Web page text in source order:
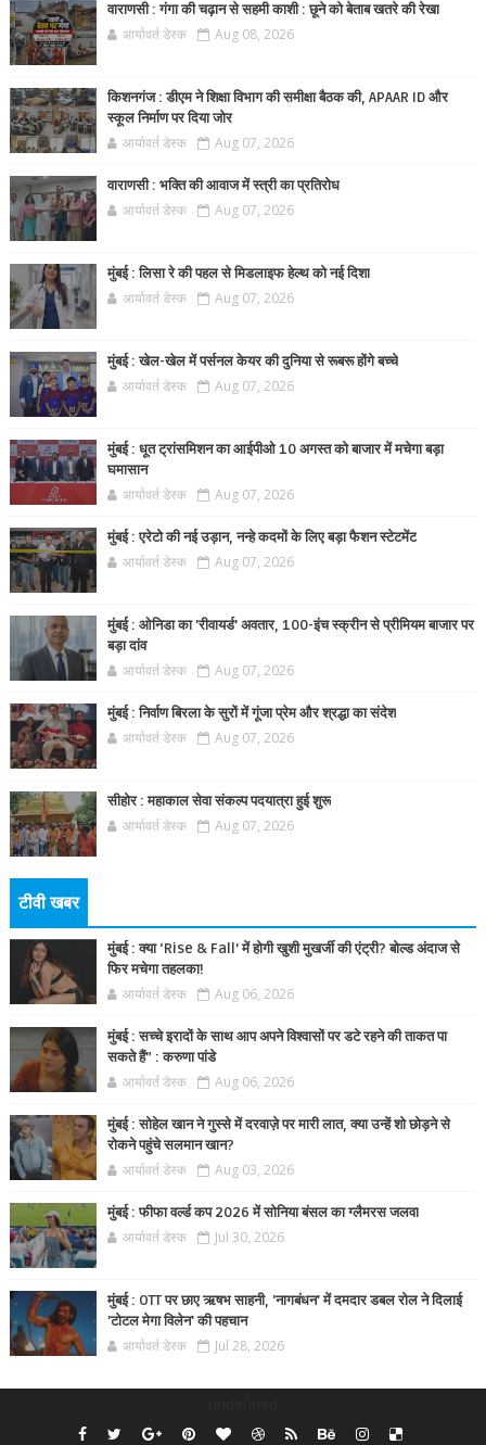
वाराणसी : गंगा की चढ़ान से सहमी काशी : छूने को बेताब खतरे की रेखा
आर्यावर्त डेस्क Aug 08, 2026
किशनगंज : डीएम ने शिक्षा विभाग की समीक्षा बैठक की, APAAR ID और
स्कूल निर्माण पर दिया जोर
आर्यावर्त डेस्क Aug 07, 2026
वाराणसी : भक्ति की आवाज में स्त्री का प्रतिरोध
आर्यावर्त डेस्क Aug 07, 2026
मुंबई : लिसा रे की पहल से मिडलाइफ हेल्थ को नई दिशा
आर्यावर्त डेस्क Aug 07, 2026
मुंबई : खेल-खेल में पर्सनल केयर की दुनिया से रूबरू होंगे बच्चे
आर्यावर्त डेस्क Aug 07, 2026
मुंबई : धूत ट्रांसमिशन का आईपीओ 10 अगस्त को बाजार में मचेगा बड़ा
घमासान
आर्यावर्त डेस्क Aug 07, 2026
मुंबई : एरेटो की नई उड़ान, नन्हे कदमों के लिए बड़ा फैशन स्टेटमेंट
आर्यावर्त डेस्क Aug 07, 2026
मुंबई : ओनिडा का 'रीवायर्ड’ अवतार, 100-इंच स्क्रीन से प्रीमियम बाजार पर
बड़ा दांव
आर्यावर्त डेस्क Aug 07, 2026
मुंबई : निर्वाण बिरला के सुरों में गूंजा प्रेम और श्रद्धा का संदेश
आर्यावर्त डेस्क Aug 07, 2026
सीहोर : महाकाल सेवा संकल्प पदयात्रा हुई शुरू
आर्यावर्त डेस्क Aug 07, 2026
टीवी खबर
मुंबई : क्या ‘Rise & Fall’ में होगी खुशी मुखर्जी की एंट्री? बोल्ड अंदाज से
फिर मचेगा तहलका!
आर्यावर्त डेस्क Aug 06, 2026
मुंबई : सच्चे इरादों के साथ आप अपने विश्वासों पर डटे रहने की ताकत पा
सकते हैं” : करुणा पांडे
आर्यावर्त डेस्क Aug 06, 2026
मुंबई : सोहेल खान ने गुस्से में दरवाज़े पर मारी लात, क्या उन्हें शो छोड़ने से
रोकने पहुंचे सलमान खान?
आर्यावर्त डेस्क Aug 03, 2026
मुंबई : फीफा वर्ल्ड कप 2026 में सोनिया बंसल का ग्लैमरस जलवा
आर्यावर्त डेस्क Jul 30, 2026
मुंबई : OTT पर छाए ऋषभ साहनी, 'नागबंधन' में दमदार डबल रोल ने दिलाई
'टोटल मेगा विलेन' की पहचान
आर्यावर्त डेस्क Jul 28, 2026